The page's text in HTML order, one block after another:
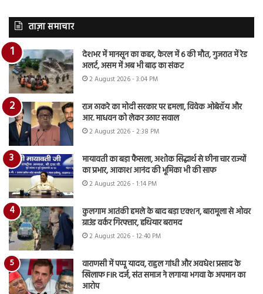
ताज़ा समाचार
देशभर में मानसून का कहर, केरल में 6 की मौत, गुजरात में रेड
अलर्ट, असम में अब भी बाढ़ का संकट
2 August 2026 - 3:04 PM
राज ठाकरे का मोदी सरकार पर हमला, विवेक ओबेरॉय और
आर. माधवन को लेकर उठाए सवाल
2 August 2026 - 2:38 PM
मायावती का बड़ा फैसला, अशोक सिद्धार्थ से छीना चार राज्यों
का प्रभार, आकाश आनंद की भूमिका भी की साफ
2 August 2026 - 1:14 PM
कुलगाम आतंकी हमले के बाद बड़ा एक्शन, बारामूला से ओवर
ग्राउंड वर्कर गिरफ्तार, हथियार बरामद
2 August 2026 - 12:40 PM
वाराणसी में पप्पू यादव, राहुल गांधी और अवधेश प्रसाद के
खिलाफ FIR दर्ज, संत समाज ने लगाया भगवा के अपमान का
आरोप